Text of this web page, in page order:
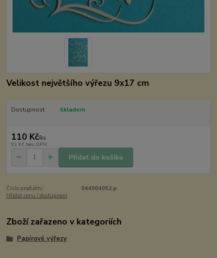
Velikost největšího výřezu 9x17 cm
Dostupnost Skladem
110 Kč/ks
91 Kč bez DPH
Přidat do košíku
Číslo produktu:
044004052.p
Hlídat cenu / dostupnost
Zboží zařazeno v kategoriích
Papírové výřezy